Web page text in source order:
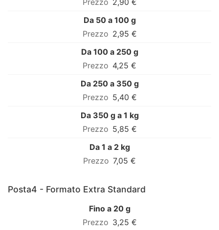
2,90 €
Da 50 a 100 g
2,95 €
Da 100 a 250 g
4,25 €
Da 250 a 350 g
5,40 €
Da 350 g a 1 kg
5,85 €
Da 1 a 2 kg
7,05 €
Posta4 - Formato Extra Standard
Fino a 20 g
3,25 €